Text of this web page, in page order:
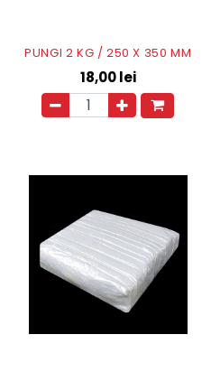
PUNGI 2 KG / 250 X 350 MM
18,00lei